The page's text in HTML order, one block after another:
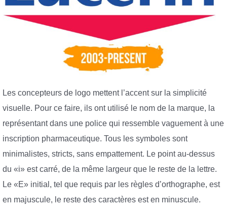
Les concepteurs de logo mettent l’accent sur la simplicité
visuelle. Pour ce faire, ils ont utilisé le nom de la marque, la
représentant dans une police qui ressemble vaguement à une
inscription pharmaceutique. Tous les symboles sont
minimalistes, stricts, sans empattement. Le point au-dessus
du «i» est carré, de la même largeur que le reste de la lettre.
Le «E» initial, tel que requis par les règles d’orthographe, est
en majuscule, le reste des caractères est en minuscule.